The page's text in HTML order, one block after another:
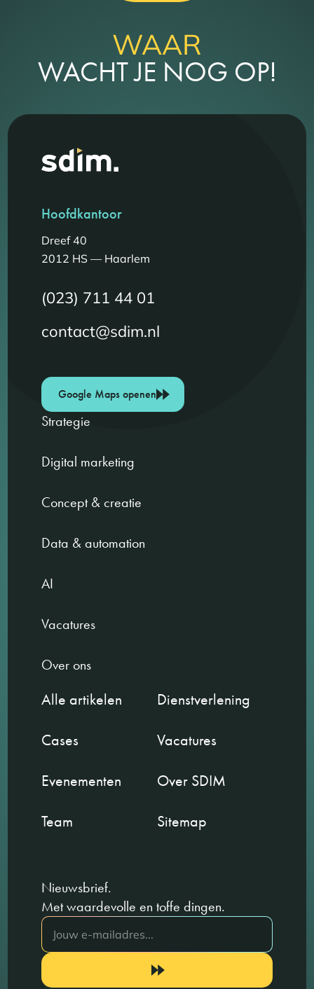
WAAR
WACHT JE NOG OP!
Hoofdkantoor
Dreef 40
2012 HS — Haarlem
(023) 711 44 01
contact@sdim.nl
Google Maps openen
Strategie
Digital marketing
Concept & creatie
Data & automation
AI
Vacatures
Over ons
Alle artikelen
Dienstverlening
Cases
Vacatures
Evenementen
Over SDIM
Team
Sitemap
Nieuwsbrief.
Met waardevolle en toffe dingen.